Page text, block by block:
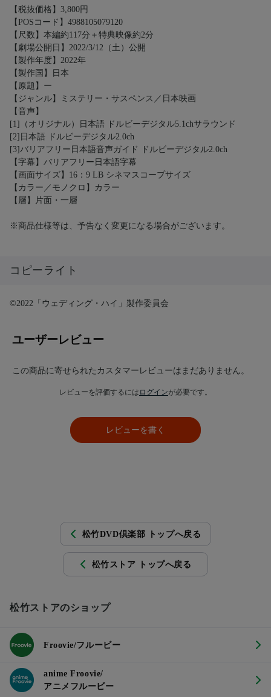
【税抜価格】3,800円
【POSコード】4988105079120
【尺数】本編約117分＋特典映像約2分
【劇場公開日】2022/3/12（土）公開
【製作年度】2022年
【製作国】日本
【原題】ー
【ジャンル】ミステリー・サスペンス／日本映画
【音声】
[1]（オリジナル）日本語 ドルビーデジタル5.1chサラウンド
[2]日本語 ドルビーデジタル2.0ch
[3]バリアフリー日本語音声ガイド ドルビーデジタル2.0ch
【字幕】バリアフリー日本語字幕
【画面サイズ】16：9 LB シネマスコープサイズ
【カラー／モノクロ】カラー
【層】片面・一層
※商品仕様等は、予告なく変更になる場合がございます。
コピーライト
©2022「ウェディング・ハイ」製作委員会
ユーザーレビュー
この商品に寄せられたカスタマーレビューはまだありません。
レビューを評価するには ログインが必要です。
レビューを書く
松竹DVD倶楽部 トップへ戻る
松竹ストア トップへ戻る
松竹ストアのショップ
Froovie/フルービー
anime Froovie/
アニメフルービー